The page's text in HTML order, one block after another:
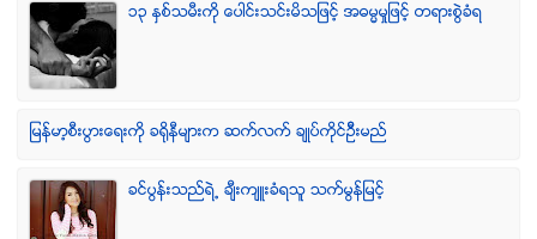
၁၃ ႏွစ္သမီးကို ေပါင္းသင္းမိသျဖင့္ အဓမၼမႈျဖင့္ တရားစြဲခံရ
ျမန္မာ့စီးပြားေရးကို ခရိုနီမ်ားက ဆက္လက္ ခ်ဳပ္ကိုင္ဥိီးမည္
ခင္ပြန္းသည္ရဲ႕ ခ်ီးက်ဴးခံရသူ သက္မြန္ျမင့္